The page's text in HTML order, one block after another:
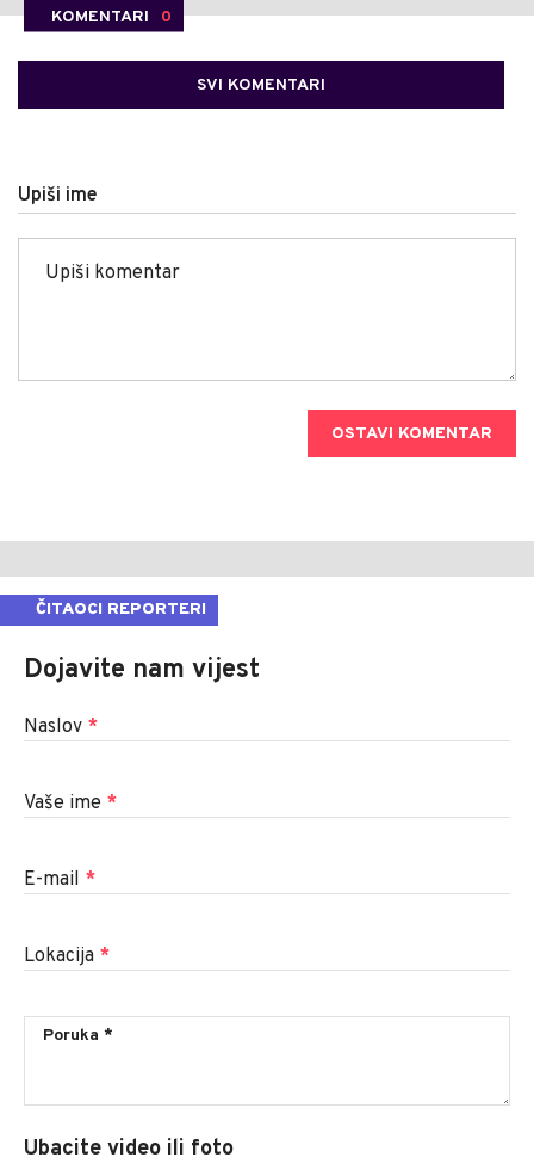
KOMENTARI 0
SVI KOMENTARI
Upiši ime
OSTAVI KOMENTAR
ČITAOCI REPORTERI
Dojavite nam vijest
Naslov *
Vaše ime *
E-mail *
Lokacija *
Ubacite video ili foto